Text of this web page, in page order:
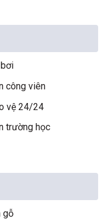
bơi
công viên
vệ 24/24
trường học
gỗ